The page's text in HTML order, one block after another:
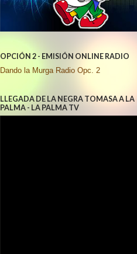
OPCIÓN 2 - EMISIÓN ONLINE RADIO
Dando la Murga Radio Opc. 2
LLEGADA DE LA NEGRA TOMASA A LA
PALMA - LA PALMA TV